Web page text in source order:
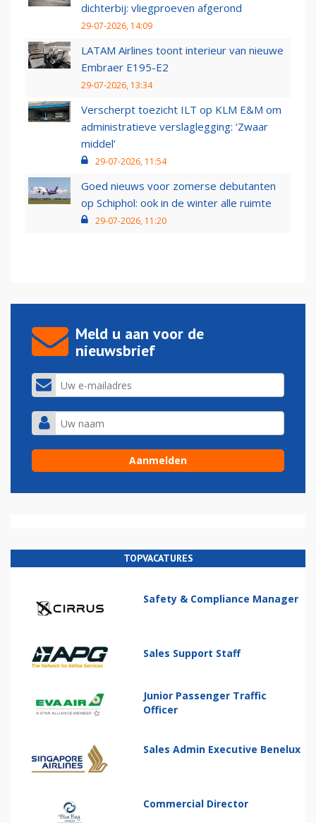
dichterbij: vliegproeven afgerond
29-07-2026, 14:09
LATAM Airlines toont interieur van nieuwe
Embraer E195-E2
29-07-2026, 13:34
Verscherpt toezicht ILT op KLM E&M om
administratieve verslaglegging: ‘Zwaar
middel’
29-07-2026, 11:54
Goed nieuws voor zomerse debutanten
op Schiphol: ook in de winter alle ruimte
29-07-2026, 11:20
Meld u aan voor de
nieuwsbrief
TOPVACATURES
Safety & Compliance Manager
Sales Support Staff
Junior Passenger Traffic
Officer
Sales Admin Executive Benelux
Commercial Director